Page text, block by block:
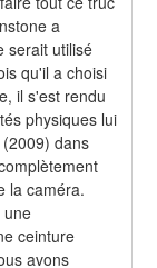
a
serait utilisé
qu'il a choisi
il s'est rendu
physiques lui
dans
la caméra.
une
ceinture
avons